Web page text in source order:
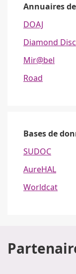
Annuaires
DOAJ
Diamond
Mir@bel
Road
Bases de
SUDOC
AureHAL
Worldcat